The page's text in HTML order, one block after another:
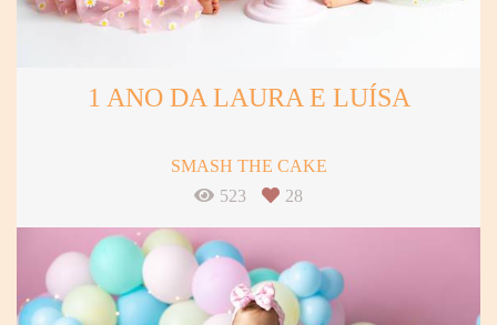
1 ANO DA LAURA E LUÍSA
SMASH THE CAKE
523
28